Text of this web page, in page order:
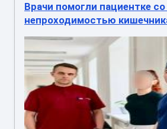
Врачи помогли пациентке
непроходимостью